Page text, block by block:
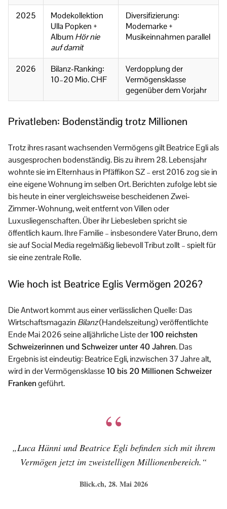
2025
Modekollektion
Ulla Popken +
AlbumHör nie
auf damit
Diversifizierung:
Modemarke +
Musikeinnahmen parallel
2026
Bilanz-Ranking:
10–20 Mio. CHF
Verdopplung der
Vermögensklasse
gegenüber dem Vorjahr
Privatleben: Bodenständig trotz Millionen
Trotz ihres rasant wachsenden Vermögens gilt Beatrice Egli als
ausgesprochen bodenständig. Bis zu ihrem 28. Lebensjahr
wohnte sie im Elternhaus in Pfäffikon SZ – erst 2016 zog sie in
eine eigene Wohnung im selben Ort. Berichten zufolge lebt sie
bis heute in einer vergleichsweise bescheidenen Zwei-
Zimmer-Wohnung, weit entfernt von Villen oder
Luxusliegenschaften. Über ihr Liebesleben spricht sie
öffentlich kaum. Ihre Familie – insbesondere Vater Bruno, dem
sie auf Social Media regelmäßig liebevoll Tribut zollt – spielt für
sie eine zentrale Rolle.
Wie hoch ist Beatrice Eglis Vermögen 2026?
Die Antwort kommt aus einer verlässlichen Quelle: Das
Wirtschaftsmagazin Bilanz(Handelszeitung) veröffentlichte
Ende Mai 2026 seine alljährliche Liste der100 reichsten
Schweizerinnen und Schweizer unter 40 Jahren. Das
Ergebnis ist eindeutig: Beatrice Egli, inzwischen 37 Jahre alt,
wird in der Vermögensklasse10 bis 20 Millionen Schweizer
Frankengeführt.
„Luca Hänni und Beatrice Egli befinden sich mit ihrem
Vermögen jetzt im zweistelligen Millionenbereich.“
Blick.ch, 28. Mai 2026